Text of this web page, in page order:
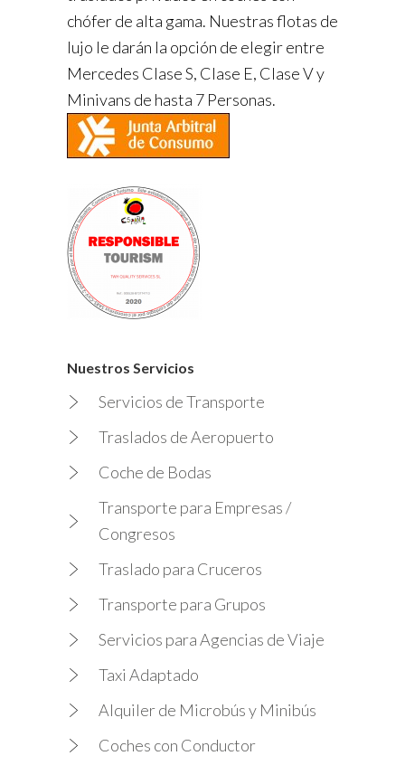
chófer de alta gama. Nuestras flotas de
lujo le darán la opción de elegir entre
Mercedes Clase S, Clase E, Clase V y
Minivans de hasta 7 Personas.
Nuestros Servicios
Servicios de Transporte
Traslados de Aeropuerto
Coche de Bodas
Transporte para Empresas /
Congresos
Traslado para Cruceros
Transporte para Grupos
Servicios para Agencias de Viaje
Taxi Adaptado
Alquiler de Microbús y Minibús
Coches con Conductor